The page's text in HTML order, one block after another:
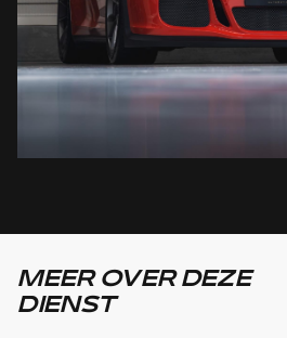
MEER OVER DEZE
DIENST